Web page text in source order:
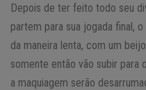
Depois de ter feito todo seu
partem para sua jogada final,
da maneira lenta, com um
somente então vão subir para
a maquiagem serão